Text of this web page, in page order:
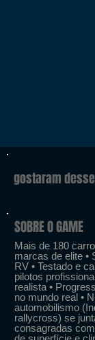
gostaram
SOBRE O GAME
Mais de 180
marcas de elite •
RV • Testado e
pilotos
realista •
no mundo real •
automobilismo
rallycross) se
consagradas